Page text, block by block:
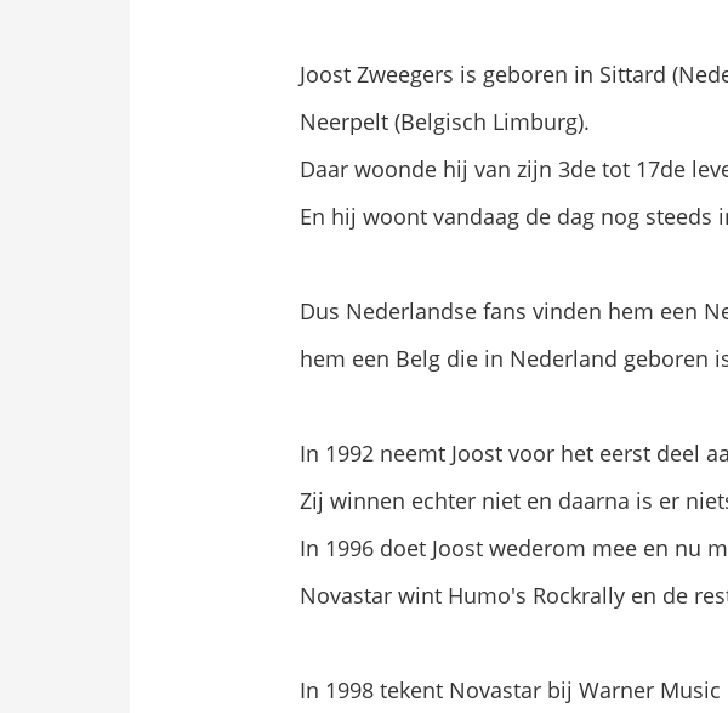
Joost Zweegers is geboren in Sittard
Neerpelt (Belgisch Limburg).
Daar woonde hij van zijn 3de tot 17de
En hij woont vandaag de dag nog steeds
Dus Nederlandse fans vinden hem een
hem een Belg die in Nederland geboren
In 1992 neemt Joost voor het eerst deel
Zij winnen echter niet en daarna is er
In 1996 doet Joost wederom mee en nu
Novastar wint Humo's Rockrally en de
In 1998 tekent Novastar bij Warner